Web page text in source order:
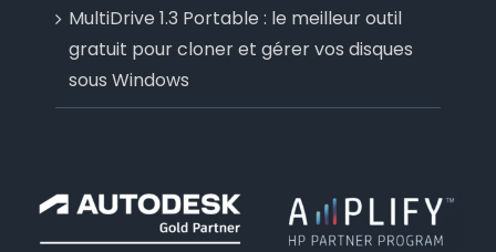
MultiDrive 1.3 Portable : le meilleur outil
gratuit pour cloner et gérer vos disques
sous Windows